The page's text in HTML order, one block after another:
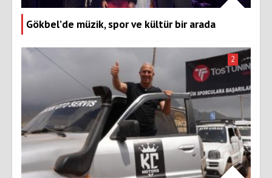
Gökbel’de müzik, spor ve kültür bir arada
2